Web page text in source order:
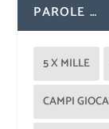
PAROLE …
5 X MILLE
CAMPI